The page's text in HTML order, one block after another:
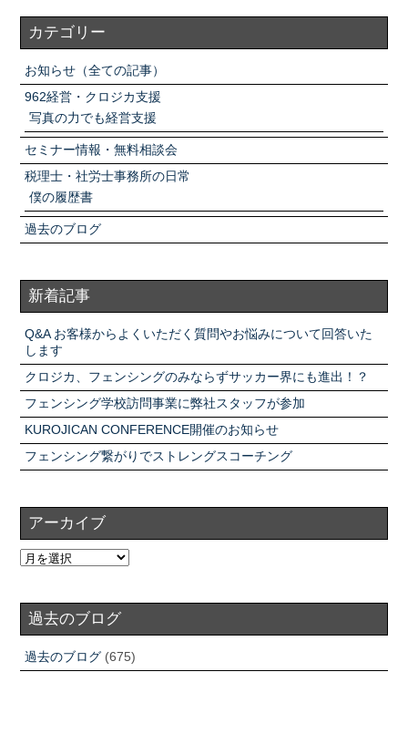
カテゴリー
お知らせ（全ての記事）
962経営・クロジカ支援
写真の力でも経営支援
セミナー情報・無料相談会
税理士・社労士事務所の日常
僕の履歴書
過去のブログ
新着記事
Q&A お客様からよくいただく質問やお悩みについて回答いた
します
クロジカ、フェンシングのみならずサッカー界にも進出！？
フェンシング学校訪問事業に弊社スタッフが参加
KUROJICAN CONFERENCE開催のお知らせ
フェンシング繋がりでストレングスコーチング
アーカイブ
過去のブログ
過去のブログ(675)